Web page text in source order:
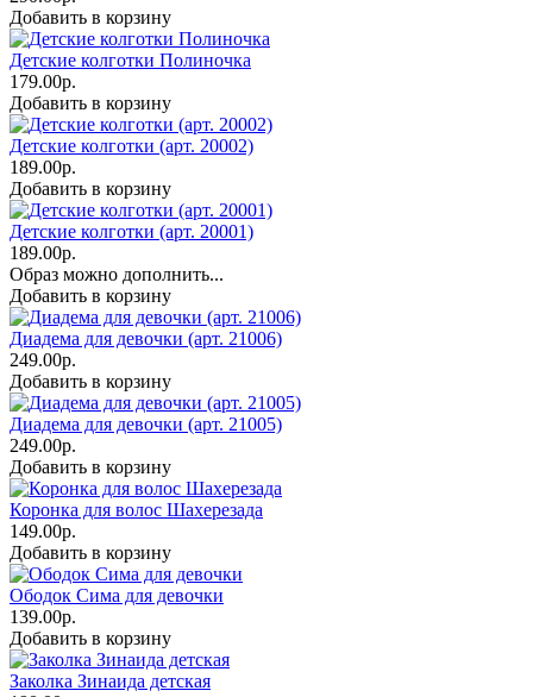
Добавить в корзину
Детские колготки Полиночка
179.00р.
Добавить в корзину
Детские колготки (арт. 20002)
189.00р.
Добавить в корзину
Детские колготки (арт. 20001)
189.00р.
Образ можно дополнить...
Добавить в корзину
Диадема для девочки (арт. 21006)
249.00р.
Добавить в корзину
Диадема для девочки (арт. 21005)
249.00р.
Добавить в корзину
Коронка для волос Шахерезада
149.00р.
Добавить в корзину
Ободок Сима для девочки
139.00р.
Добавить в корзину
Заколка Зинаида детская